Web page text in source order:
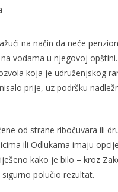
na način da neće
vodama u njegovoj
koja je udruženjskog
prije, uz podršku
od strane ribočuvara ili
ili Odlukama imaju
kako je bilo – kroz
polučio rezultat.